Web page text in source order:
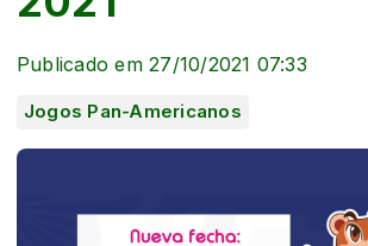
Publicado em 27/10/2021 07:33
Jogos Pan-Americanos